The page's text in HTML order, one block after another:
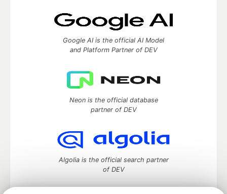
Google AI is the official AI Model
and Platform Partner of DEV
Neon is the official database
partner of DEV
Algolia is the official search partner
of DEV